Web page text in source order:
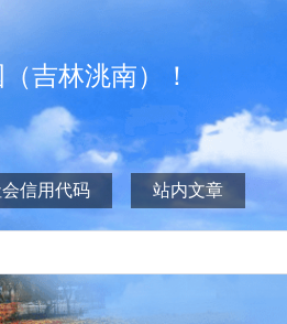
吉林洮南）！
信用代码 站内文章